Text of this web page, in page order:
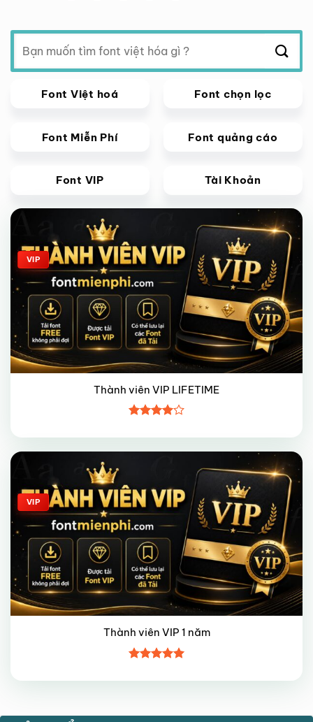
Tìm
kiếm:
Font Việt hoá Font chọn lọc
Font Miễn Phí Font quảng cáo
Font VIP Tài Khoản
Giảm giá!
VIP
Thành viên VIP LIFETIME
xếp hạng
45 sao
Giảm giá!
VIP
Thành viên VIP 1 năm
hạng55